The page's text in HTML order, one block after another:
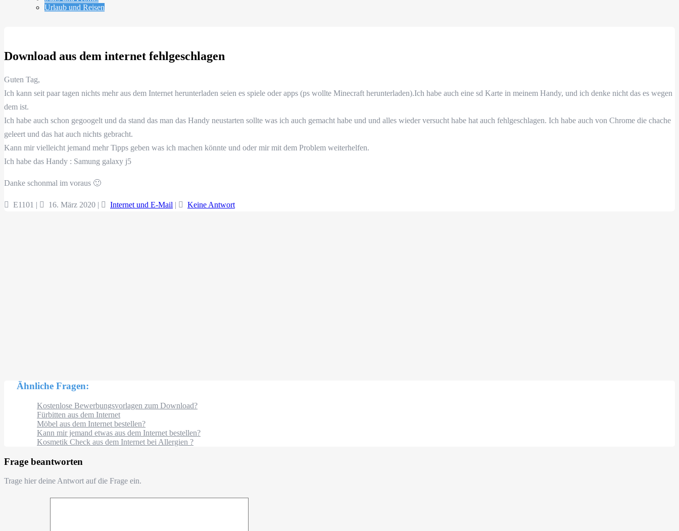
Urlaub und Reisen
Download aus dem internet fehlgeschlagen
Guten Tag,
Ich kann seit paar tagen nichts mehr aus dem Internet herunterladen seien es spiele oder apps (ps wollte Minecraft herunterladen).Ich habe auch eine sd Karte in meinem Handy, und ich denke nicht das es wegen
dem ist.
Ich habe auch schon gegoogelt und da stand das man das Handy neustarten sollte was ich auch gemacht habe und und alles wieder versucht habe hat auch fehlgeschlagen. Ich habe auch von Chrome die chache
geleert und das hat auch nichts gebracht.
Kann mir vielleicht jemand mehr Tipps geben was ich machen könnte und oder mir mit dem Problem weiterhelfen.
Ich habe das Handy : Samung galaxy j5
Danke schonmal im voraus 🙂
E1101 | 16. März 2020 | Internet und E-Mail | Keine Antwort
Ähnliche Fragen:
Kostenlose Bewerbungsvorlagen zum Download?
Fürbitten aus dem Internet
Möbel aus dem Internet bestellen?
Kann mir jemand etwas aus dem Internet bestellen?
Kosmetik Check aus dem Internet bei Allergien ?
Frage beantworten
Trage hier deine Antwort auf die Frage ein.